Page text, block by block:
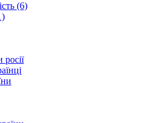
(6)